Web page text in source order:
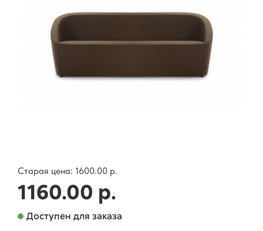
Старая цена: 1600.00 р.
1160.00 р.
Доступен для заказа